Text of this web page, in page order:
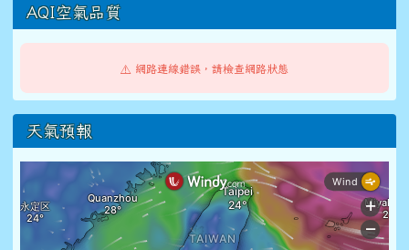
AQI空氣品質
⚠️ 網路連線錯誤，請檢查網路狀態
天氣預報